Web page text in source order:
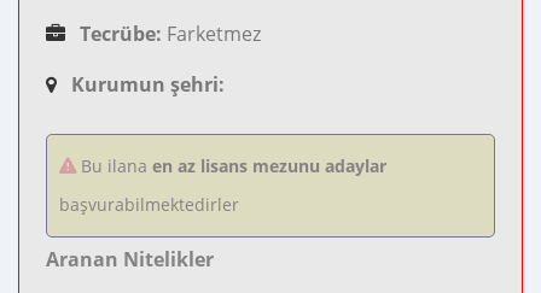
Tecrübe: Farketmez
Kurumun şehri:
Bu ilana en az lisans mezunu adaylar
başvurabilmektedirler
Aranan Nitelikler